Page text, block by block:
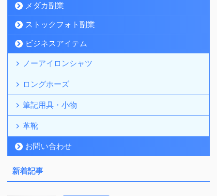
メダカ副業
ストックフォト副業
ビジネスアイテム
ノーアイロンシャツ
ロングホーズ
筆記用具・小物
革靴
お問い合わせ
新着記事